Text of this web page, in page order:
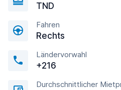
TND
Fahren
Rechts
Ländervorwahl
+216
Durchschnittlicher